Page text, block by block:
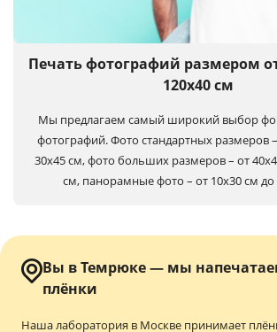
Печать фотографий размером
120х40 см
Мы предлагаем самый широкий выбор
фотографий. Фото стандартных размеров
30х45 см, фото больших размеров – от
см, панорамные фото – от 10х30 см до
Вы в Темрюке — мы
плёнки
Наша лаборатория в Москве принимает